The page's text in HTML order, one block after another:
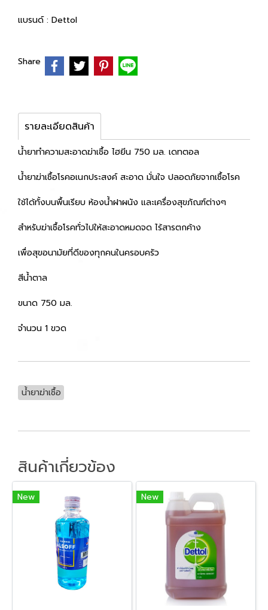
แบรนด์ : Dettol
Share
รายละเอียดสินค้า
น้ำยาทำความสะอาดฆ่าเชื้อ ไฮยีน 750 มล. เดทตอล
น้ำยาฆ่าเชื้อโรคอเนกประสงค์ สะอาด มั่นใจ ปลอดภัยจากเชื้อโรค
ใช้ได้ทั้งบนพื้นเรียบ ห้องน้ำฝาผนัง และเครื่องสุขภัณฑ์ต่างๆ
สำหรับฆ่าเชื้อโรคทั่วไปให้สะอาดหมดจด ไร้สารตกค้าง
เพื่อสุขอนามัยที่ดีของทุกคนในครอบครัว
สีน้ำตาล
ขนาด 750 มล.
จำนวน 1 ขวด
น้ำยาฆ่าเชื้อ
สินค้าเกี่ยวข้อง
New New